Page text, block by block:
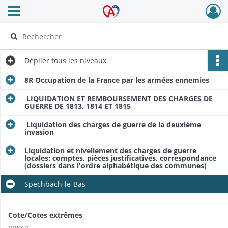
Archives Alsace - Colmar
Ouvrir le menu déroulant
Déplier tous les niveaux
8R Occupation de la France par les armées ennemies
LIQUIDATION ET REMBOURSEMENT DES CHARGES DE
GUERRE DE 1813, 1814 ET 1815
Liquidation des charges de guerre de la deuxième
invasion
Liquidation et nivellement des charges de guerre
locales: comptes, pièces justificatives, correspondance
(dossiers dans l'ordre alphabétique des communes)
Spechbach-le-Bas
Cote/Cotes extrêmes